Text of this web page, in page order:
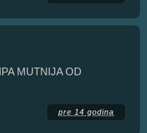
MUTNIJA OD
pre 14 godina